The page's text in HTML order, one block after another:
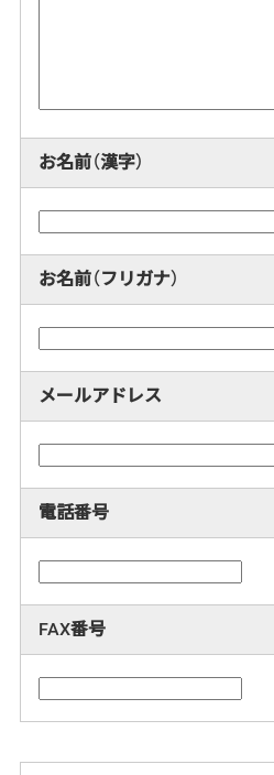
お名前（漢字）
お名前（フリガナ）
メールアドレス
電話番号
FAX番号